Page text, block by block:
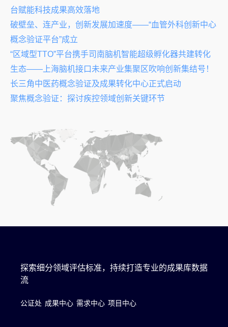
台赋能科技成果高效落地
破壁垒、连产业，创新发展加速度——“血管外科创新中心
概念验证平台”成立
“区域型TTO”平台携手司南脑机智能超级孵化器共建转化
生态——上海脑机接口未来产业集聚区吹响创新集结号！
长三角中医药概念验证及成果转化中心正式启动
聚焦概念验证：探讨疾控领域创新关键环节
探索细分领域评估标准，持续打造专业的成果库数据
流
公证处 成果中心 需求中心 项目中心